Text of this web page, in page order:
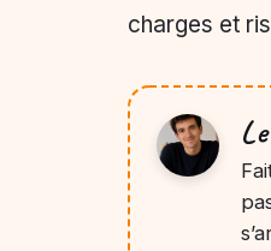
charges et